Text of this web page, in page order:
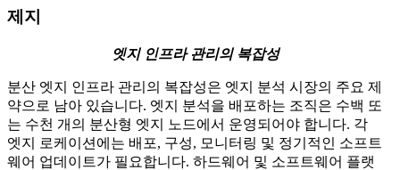
제지
엣지 인프라 관리의 복잡성
분산 엣지 인프라 관리의 복잡성은 엣지 분석 시장의 주요 제
약으로 남아 있습니다. 엣지 분석을 배포하는 조직은 수백 또
는 수천 개의 분산형 엣지 노드에서 운영되어야 합니다. 각
엣지 로케이션에는 배포, 구성, 모니터링 및 정기적인 소프트
웨어 업데이트가 필요합니다. 하드웨어 및 소프트웨어 플랫